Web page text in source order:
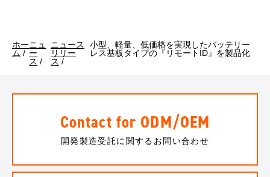
ホー
ム /
ニュ
ー
ス /
ニュース
リリー
ス /
小型、軽量、低価格を実現したバッテリー
レス基板タイプの『リモートID』を製品化
Contact for ODM/OEM
開発製造受託に関するお問い合わせ